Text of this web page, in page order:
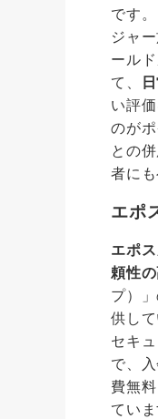
です
ジャ
ール
て、
い評
のが
との
者に
エポ
エポ
頼性
プ）
供し
セキ
で、
費無
てい